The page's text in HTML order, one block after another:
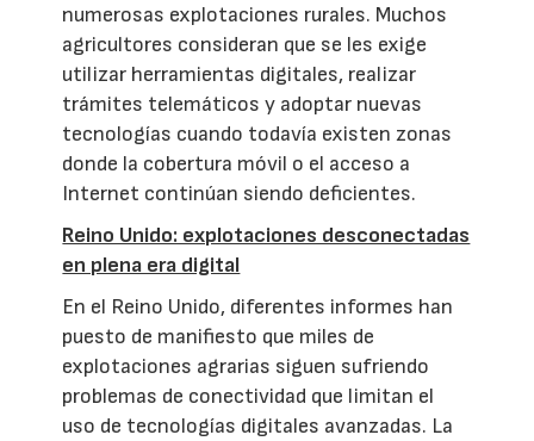
numerosas explotaciones rurales. Muchos
agricultores consideran que se les exige
utilizar herramientas digitales, realizar
trámites telemáticos y adoptar nuevas
tecnologías cuando todavía existen zonas
donde la cobertura móvil o el acceso a
Internet continúan siendo deficientes.
Reino Unido: explotaciones desconectadas
en plena era digital
En el Reino Unido, diferentes informes han
puesto de manifiesto que miles de
explotaciones agrarias siguen sufriendo
problemas de conectividad que limitan el
uso de tecnologías digitales avanzadas. La